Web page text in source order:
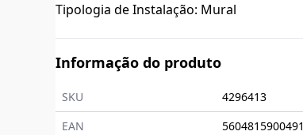
Tipologia de Instalação: Mural
Informação do produto
SKU
4296413
EAN
5604815900491